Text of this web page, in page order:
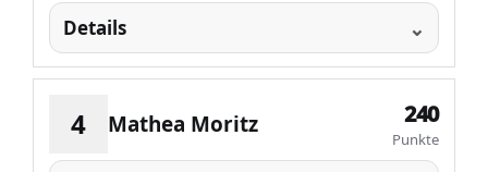
Details
4 Mathea Moritz 240
Punkte